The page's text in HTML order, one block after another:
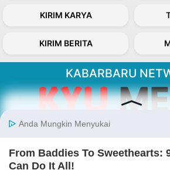
KIRIM KARYA
KIRIM BERITA
KABARBARU
Kabarbaru.co menyajikan